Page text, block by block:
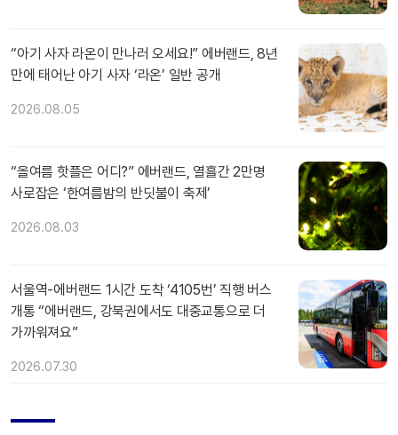
“아기 사자 라온이 만나러 오세요!” 에버랜드, 8년
만에 태어난 아기 사자 ‘라온’ 일반 공개
2026.08.05
“올여름 핫플은 어디?” 에버랜드, 열흘간 2만명
사로잡은 ‘한여름밤의 반딧불이 축제’
2026.08.03
서울역-에버랜드 1시간 도착 ‘4105번’ 직행 버스
개통 “에버랜드, 강북권에서도 대중교통으로 더
가까워져요”
2026.07.30